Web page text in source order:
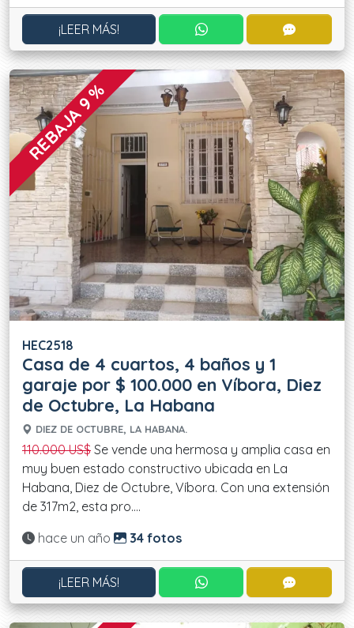
¡LEER MÁS! CONTACTAR POR
REBAJA 9 %
HEC2518
Casa de 4 cuartos, 4 baños y 1
garaje por $ 100.000 en Víbora, Diez
de Octubre, La Habana
DIEZ DE OCTUBRE, LA HABANA.
110.000 US$ Se vende una hermosa y amplia casa en
muy buen estado constructivo ubicada en La
Habana, Diez de Octubre, Víbora. Con una extensión
de 317m2, esta pro....
Actualizado:
hace un año 34 fotos
¡LEER MÁS! CONTACTAR POR